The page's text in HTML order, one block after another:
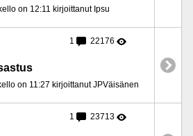
on 12:11 kirjoittanut Ipsu
1 22176
on 11:27 kirjoittanut JPVäisänen
1 23713